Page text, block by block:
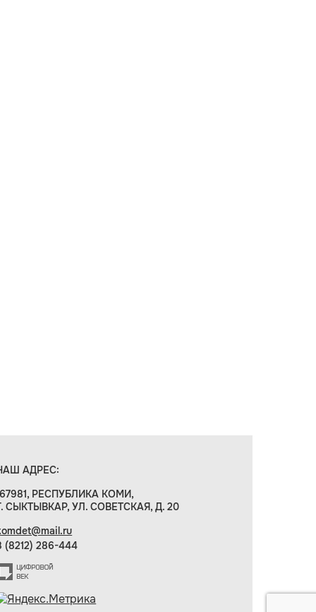
АДРЕС:
РЕСПУБЛИКА КОМИ,
СЫКТЫВКАР, УЛ. СОВЕТСКАЯ, Д. 20
(8212) 286-444